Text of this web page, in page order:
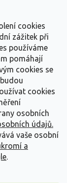
cookies
zážitek při
používáme
pomáhají
cookies se
cookies
osobních
údajů.
vaše osobní
a
.